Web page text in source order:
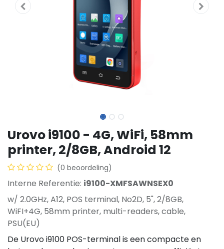
Urovo i9100 - 4G, WiFi, 58mm
printer, 2/8GB, Android 12
(0 beoordeling)
Interne Referentie: i9100-XMFSAWNSEX0
w/ 2.0GHz, A12, POS terminal, No2D, 5", 2/8GB,
WiFI+4G, 58mm printer, multi-readers, cable,
PSU(EU)
De Urovo i9100 POS-terminal is een compacte en